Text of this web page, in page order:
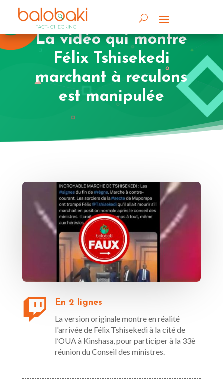
La vidéo qui montre
Félix Tshisekedi
marchant à reculons
est manipulée

En 2 lignes
La version originale montre en réalité
l'arrivée de Félix Tshisekedi à la cité de
l’OUA à Kinshasa, pour participer à la 33è
réunion du Conseil des ministres.